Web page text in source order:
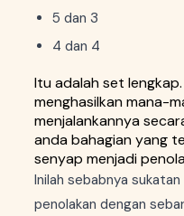
5 dan 3
4 dan 4
Itu adalah set
menghasilkan mana-
menjalankannya
anda bahagian yang
senyap menjadi
Inilah sebabnya
penolakan dengan